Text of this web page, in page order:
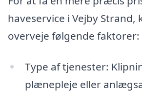
haveservice i Vejby Strand,
overveje følgende faktorer:
Type af tjenester:
plænepleje eller